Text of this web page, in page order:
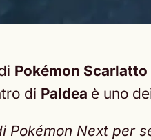
Pokémon
di Paldea è uno
Pokémon Next per